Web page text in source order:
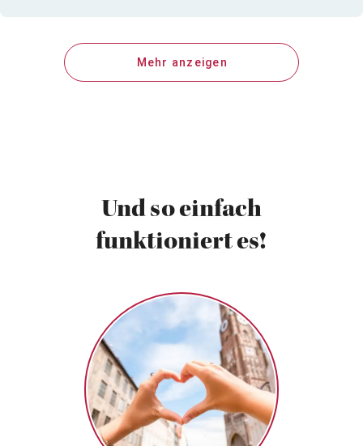
Mehr anzeigen
Und so einfach
funktioniert es!